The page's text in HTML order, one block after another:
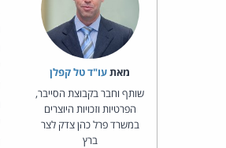
מאת‏עו"ד טל קפלן
שותף וחבר בקבוצת הסייבר,
הפרטיות וזכויות היוצרים
במשרד פרל כהן צדק לצר
ברץ